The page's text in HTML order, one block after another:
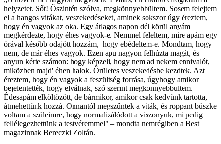
helyzetet. Sőt! Őszintén szólva, megkönnyebbültem. Sosem felejtem
el a hangos vitákat, veszekedéseket, aminek sokszor úgy éreztem,
hogy én vagyok az oka. Egy átlagos napon dél körül anyám
megkérdezte, hogy éhes vagyok-e. Nemmel feleltem, mire apám egy
órával később odajött hozzám, hogy ebédeltem-e. Mondtam, hogy
nem, de már éhes vagyok. Ezen apu nagyon felhúzta magát, és
anyun kérte számon: hogy képzeli, hogy nem ad nekem ennivalót,
miközben majd' éhen halok. Őrületes veszekedésbe kezdtek. Azt
éreztem, hogy én vagyok a feszültség forrása, úgyhogy amikor
bejelentették, hogy elválnak, szó szerint megkönnyebbültem.
Édesapám elköltözött, de bármikor, amikor csak kedvünk tartotta,
átmehettünk hozzá. Onnantól megszűntek a viták, és roppant büszke
voltam a szüleimre, hogy normalizálódott a viszonyuk, mi pedig
fellélegezhettünk a testvéremmel" – mondta nemrégiben a Best
magazinnak Bereczki Zoltán.